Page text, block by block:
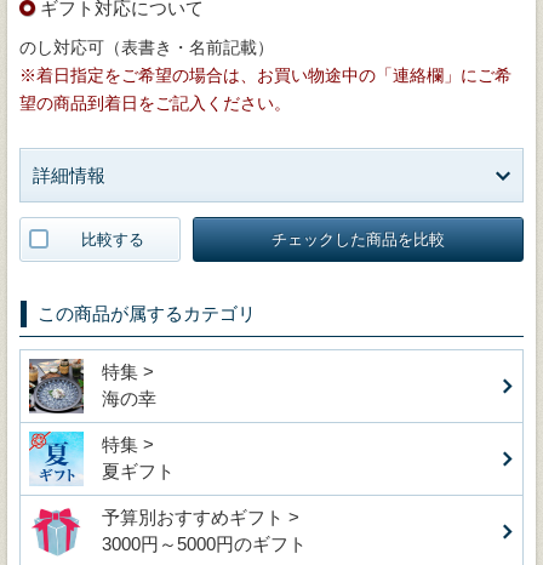
ギフト対応について
のし対応可（表書き・名前記載）
※着日指定をご希望の場合は、お買い物途中の「連絡欄」にご希
望の商品到着日をご記入ください。
詳細情報
比較する チェックした商品を比較
この商品が属するカテゴリ
特集 >
海の幸
特集 >
夏ギフト
予算別おすすめギフト >
3000円～5000円のギフト